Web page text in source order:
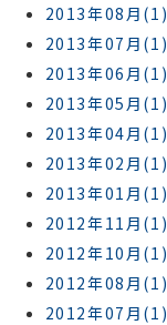
2013年08月(1)
2013年07月(1)
2013年06月(1)
2013年05月(1)
2013年04月(1)
2013年02月(1)
2013年01月(1)
2012年11月(1)
2012年10月(1)
2012年08月(1)
2012年07月(1)